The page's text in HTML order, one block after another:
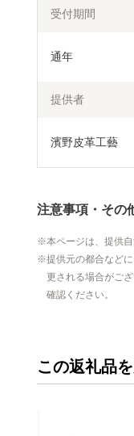
受付期間
通年
提供者
濱野皮革工藝
注意事項・その
本ページは、提供
提供元の都合など
更される場合がご
確認ください。
この返礼品